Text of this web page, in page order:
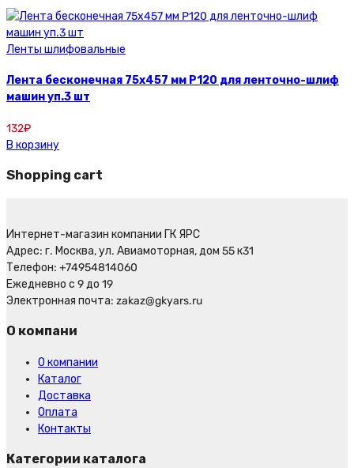
Ленты шлифовальные
Лента бесконечная 75х457 мм P120 для ленточно-шлиф
машин уп.3 шт
132₽
В корзину
Shopping cart
Интернет-магазин компании ГК ЯРС
Адрес: г. Москва, ул. Авиамоторная, дом 55 к31
Телефон: +74954814060
Ежедневно с 9 до 19
Электронная почта: zakaz@gkyars.ru
О компани
О компании
Каталог
Доставка
Оплата
Контакты
Категории каталога